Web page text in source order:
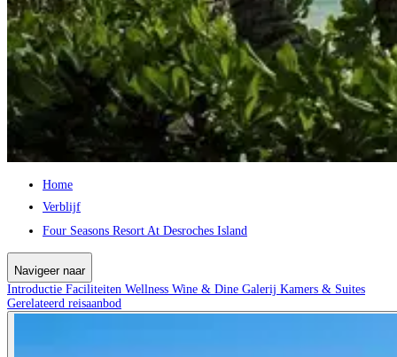
Home
Verblijf
Four Seasons Resort At Desroches Island
Navigeer naar
Introductie Faciliteiten Wellness Wine & Dine Galerij Kamers & Suites
Gerelateerd reisaanbod